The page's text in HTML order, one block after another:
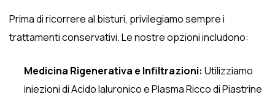
Prima di ricorrere al bisturi, privilegiamo sempre i
trattamenti conservativi. Le nostre opzioni includono:
Medicina Rigenerativa e Infiltrazioni: Utilizziamo
iniezioni di Acido Ialuronico e Plasma Ricco di Piastrine